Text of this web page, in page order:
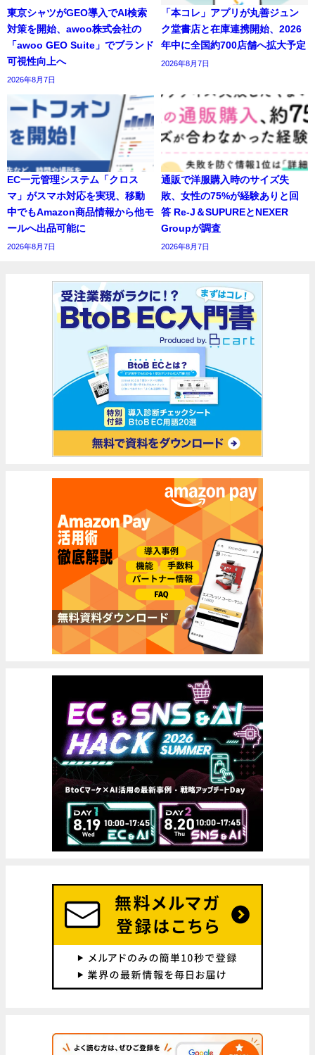
東京シャツがGEO導入でAI検索
対策を開始、awoo株式会社の
「awoo GEO Suite」でブランド
可視性向上へ
2026年8月7日
「本コレ」アプリが丸善ジュン
ク堂書店と在庫連携開始、2026
年中に全国約700店舗へ拡大予定
2026年8月7日
EC一元管理システム「クロス
マ」がスマホ対応を実現、移動
中でもAmazon商品情報から他モ
ールへ出品可能に
2026年8月7日
通販で洋服購入時のサイズ失
敗、女性の75%が経験ありと回
答 Re-J＆SUPUREとNEXER
Groupが調査
2026年8月7日